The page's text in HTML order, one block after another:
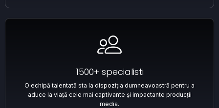
1500+ specialisti
O echipă talentată sta la dispoziția dumneavoastră pentru a
aduce la viață cele mai captivante și impactante producții
media.